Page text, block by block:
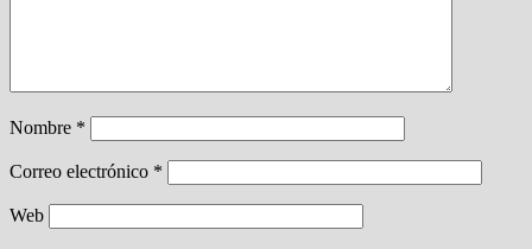
Nombre *
Correo electrónico *
Web